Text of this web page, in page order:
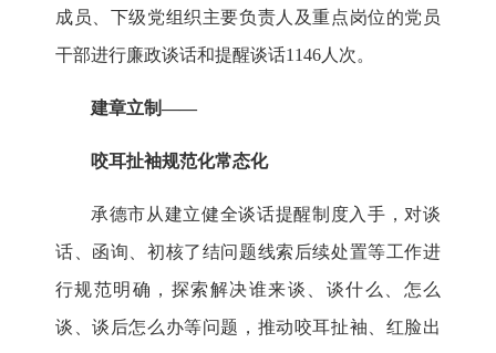
成员、下级党组织主要负责人及重点岗位的党员
干部进行廉政谈话和提醒谈话1146 人次。
建章立制——
咬耳扯袖规范化常态化
承德市从建立健全谈话提醒制度入手，对谈
话、函询、初核了结问题线索后续处置等工作进
行规范明确，探索解决谁来谈、谈什么、怎么
谈、谈后怎么办等问题，推动咬耳扯袖、红脸出